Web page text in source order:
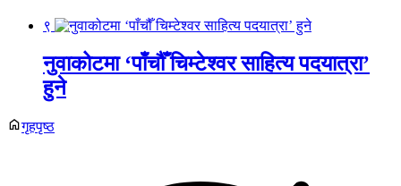
९
नुवाकोटमा ‘पाँचौँ चिम्टेश्वर साहित्य पदयात्रा’
हुने
गृहपृष्ठ